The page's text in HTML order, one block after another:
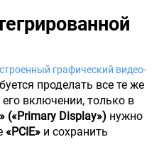
графический видео-
проделать все те же
включении, только в
(«Primary Display») нужно
«PCIE» и сохранить